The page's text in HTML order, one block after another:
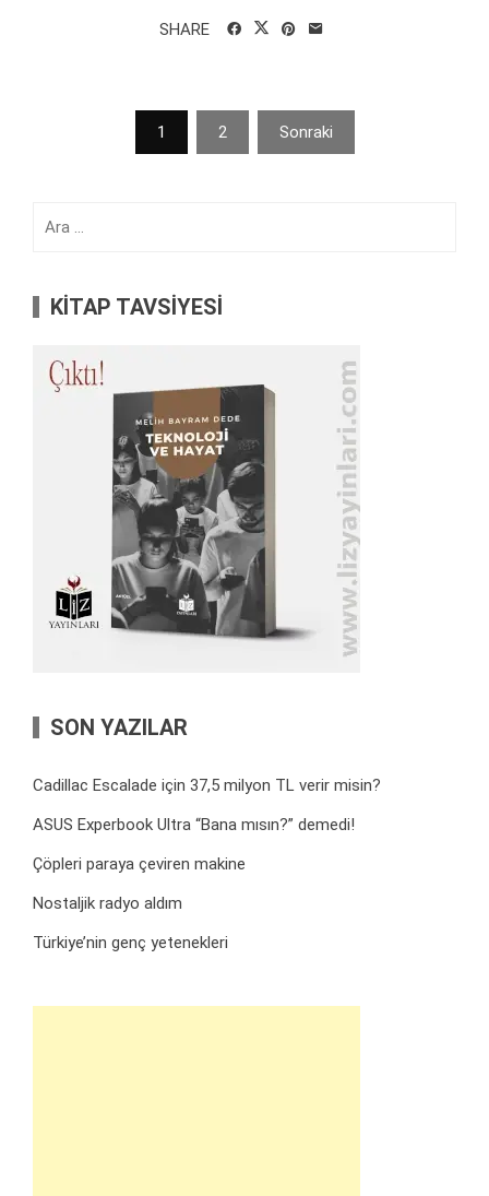
SHARE
sayfalaması
1 2 Sonraki
KİTAP TAVSİYESİ
SON YAZILAR
Cadillac Escalade için 37,5 milyon TL verir misin?
ASUS Experbook Ultra “Bana mısın?” demedi!
Çöpleri paraya çeviren makine
Nostaljik radyo aldım
Türkiye’nin genç yetenekleri